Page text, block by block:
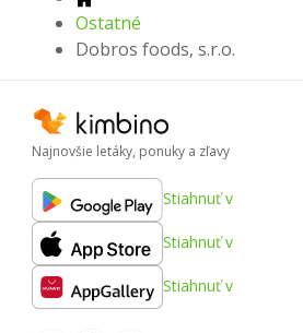
Ostatné
Dobros foods, s.r.o.
Najnovšie letáky, ponuky a zľavy
Stiahnuť v
Stiahnuť v
Stiahnuť v